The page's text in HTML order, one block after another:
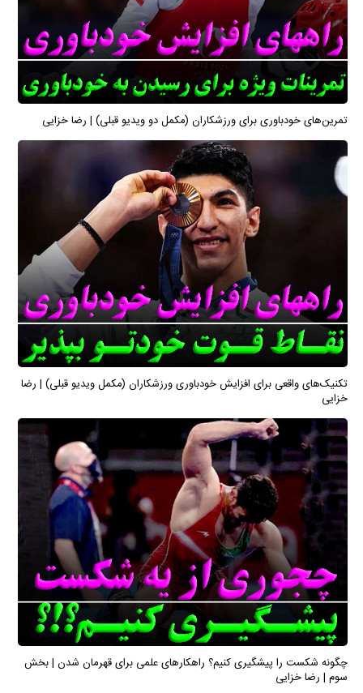
تمرین‌های خودباوری برای ورزشکاران (مکمل دو ویدیو قبلی) | رضا خزایی
تکنیک‌های واقعی برای افزایش خودباوری ورزشکاران (مکمل ویدیو قبلی) | رضا
خزایی
چگونه شکست را پیشگیری کنیم؟ راهکارهای علمی برای قهرمان شدن | بخش
سوم | رضا خزایی